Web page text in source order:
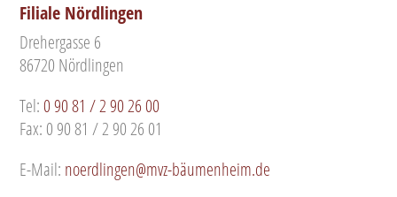
Filiale Nördlingen
Drehergasse 6
86720 Nördlingen
Tel:0 90 81 / 2 90 26 00
Fax: 0 90 81 / 2 90 26 01
E-Mail: noerdlingen@mvz-bäumenheim.de